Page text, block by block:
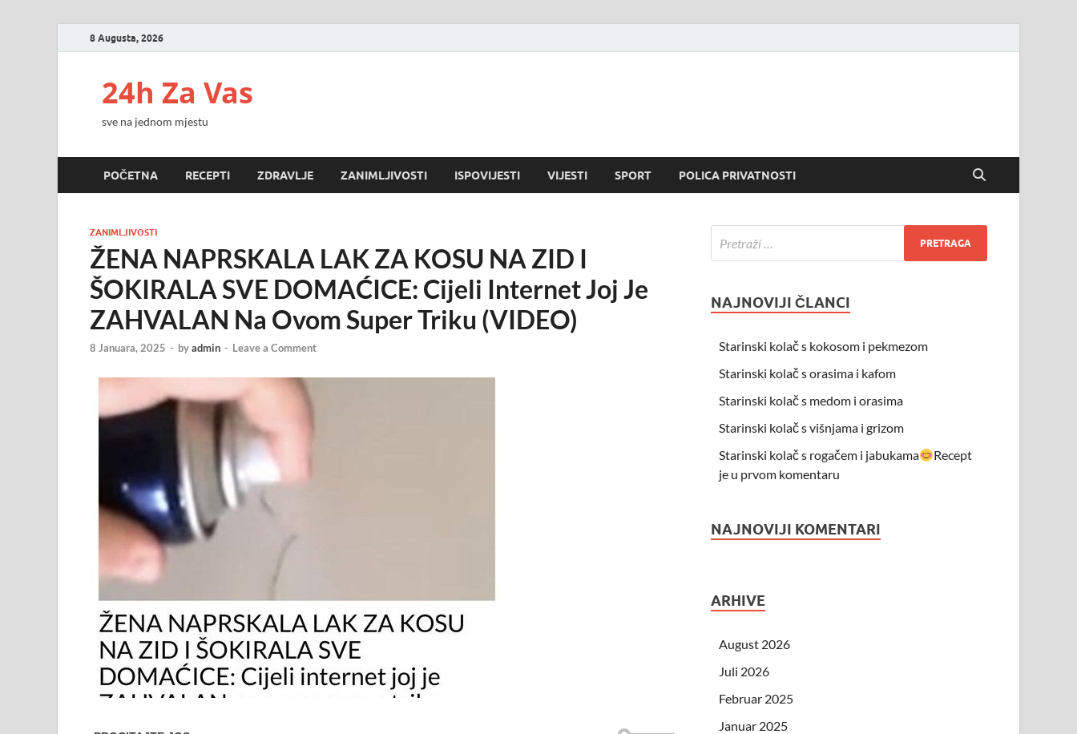
8 Augusta, 2026
24h Za Vas
sve na jednom mjestu
POČETNA RECEPTI ZDRAVLJE ZANIMLJIVOSTI ISPOVIJESTI VIJESTI SPORT POLICA PRIVATNOSTI
ZANIMLJIVOSTI
ŽENA NAPRSKALA LAK ZA KOSU NA ZID I
ŠOKIRALA SVE DOMAĆICE: Cijeli Internet Joj Je
ZAHVALAN Na Ovom Super Triku (VIDEO)
8 Januara, 2025 - byadmin - Leave a Comment
NAJNOVIJI ČLANCI
Starinski kolač s kokosom i pekmezom
Starinski kolač s orasima i kafom
Starinski kolač s medom i orasima
Starinski kolač s višnjama i grizom
Starinski kolač s rogačem i jabukama
Recept
je u prvom komentaru
NAJNOVIJI KOMENTARI
ARHIVE
August 2026
Juli 2026
Februar 2025
Januar 2025